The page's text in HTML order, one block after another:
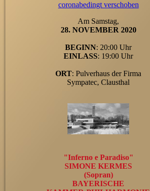
coronabedingt verschoben
Am Samstag,
28. NOVEMBER 2020
BEGINN: 20:00 Uhr
EINLASS: 19:00 Uhr
ORT: Pulverhaus der Firma
Sympatec, Clausthal
"Inferno e Paradiso"
SIMONE KERMES
(Sopran)
BAYERISCHE